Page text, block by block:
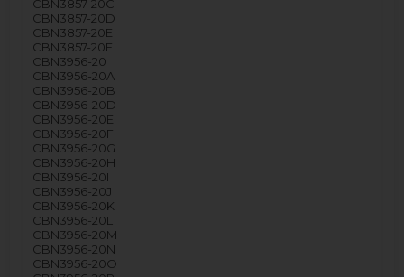
CBN3857-20C
CBN3857-20D
CBN3857-20E
CBN3857-20F
CBN3956-20
CBN3956-20A
CBN3956-20B
CBN3956-20D
CBN3956-20E
CBN3956-20F
CBN3956-20G
CBN3956-20H
CBN3956-20I
CBN3956-20J
CBN3956-20K
CBN3956-20L
CBN3956-20M
CBN3956-20N
CBN3956-20O